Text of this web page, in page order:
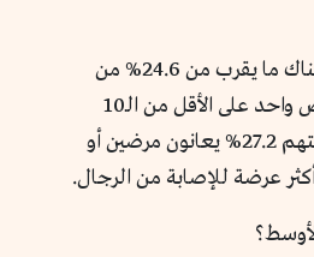
أوضحت الدراسة أن هناك ما يقرب من 24.6% من
الشباب يعاني من مرض واحد على الأقل من الـ10
أمراض، والباقي ونسبتهم 27.2% يعانون مرضين أو
عرضة للإصابة من الرجال.